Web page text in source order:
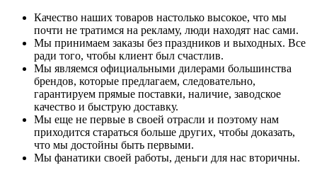
Качество наших товаров настолько высокое, что мы
почти не тратимся на рекламу, люди находят нас сами.
Мы принимаем заказы без праздников и выходных. Все
ради того, чтобы клиент был счастлив.
Мы являемся официальными дилерами большинства
брендов, которые предлагаем, следовательно,
гарантируем прямые поставки, наличие, заводское
качество и быструю доставку.
Мы еще не первые в своей отрасли и поэтому нам
приходится стараться больше других, чтобы доказать,
что мы достойны быть первыми.
Мы фанатики своей работы, деньги для нас вторичны.